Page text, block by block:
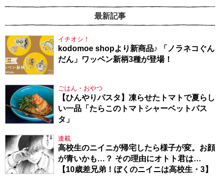
最新記事
イチオシ！
kodomoe shopより新商品♪ 「ノラネコぐん
だん」ワッペン新柄3種が登場！
ごはん・おやつ
【ひんやりパスタ】凍らせたトマトで夏らし
い一品「たらこのトマトシャーベットパス
タ」
連載
高校生のニイニが帰宅したら様子が変。お顔
が青いかも…？ その理由にオトト君は…
【10歳差兄弟！ぼくのニイニは高校生・3】